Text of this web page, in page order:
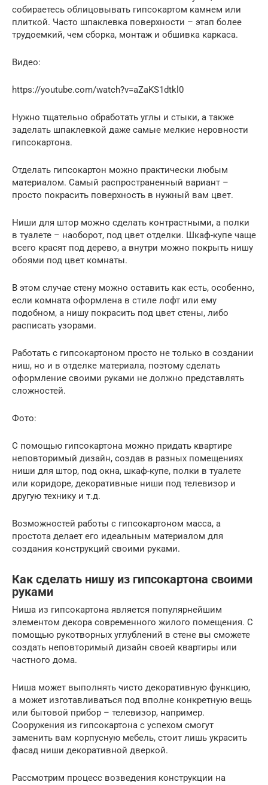
собираетесь облицовывать гипсокартом камнем или
плиткой. Часто шпаклевка поверхности – этап более
трудоемкий, чем сборка, монтаж и обшивка каркаса.
Видео:
https://youtube.com/watch?v=aZaKS1dtkl0
Нужно тщательно обработать углы и стыки, а также
заделать шпаклевкой даже самые мелкие неровности
гипсокартона.
Отделать гипсокартон можно практически любым
материалом. Самый распространенный вариант –
просто покрасить поверхность в нужный вам цвет.
Ниши для штор можно сделать контрастными, а полки
в туалете – наоборот, под цвет отделки. Шкаф-купе чаще
всего красят под дерево, а внутри можно покрыть нишу
обоями под цвет комнаты.
В этом случае стену можно оставить как есть, особенно,
если комната оформлена в стиле лофт или ему
подобном, а нишу покрасить под цвет стены, либо
расписать узорами.
Работать с гипсокартоном просто не только в создании
ниш, но и в отделке материала, поэтому сделать
оформление своими руками не должно представлять
сложностей.
Фото:
С помощью гипсокартона можно придать квартире
неповторимый дизайн, создав в разных помещениях
ниши для штор, под окна, шкаф-купе, полки в туалете
или коридоре, декоративные ниши под телевизор и
другую технику и т.д.
Возможностей работы с гипсокартоном масса, а
простота делает его идеальным материалом для
создания конструкций своими руками.
Как сделать нишу из гипсокартона своими
руками
Ниша из гипсокартона является популярнейшим
элементом декора современного жилого помещения. С
помощью рукотворных углублений в стене вы сможете
создать неповторимый дизайн своей квартиры или
частного дома.
Ниша может выполнять чисто декоративную функцию,
а может изготавливаться под вполне конкретную вещь
или бытовой прибор – телевизор, например.
Сооружения из гипсокартона с успехом смогут
заменить вам корпусную мебель, стоит лишь украсить
фасад ниши декоративной дверкой.
Рассмотрим процесс возведения конструкции на